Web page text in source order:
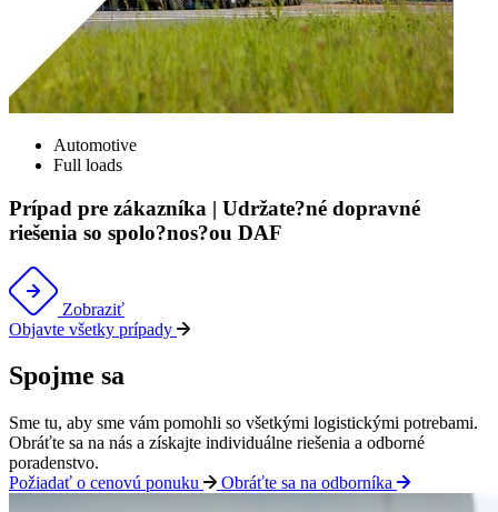
Automotive
Full loads
Prípad pre zákazníka | Udržate?né dopravné
riešenia so spolo?nos?ou DAF
Zobraziť
Objavte všetky prípady
Spojme sa
Sme tu, aby sme vám pomohli so všetkými logistickými potrebami.
Obráťte sa na nás a získajte individuálne riešenia a odborné
poradenstvo.
Požiadať o cenovú ponuku
Obráťte sa na odborníka